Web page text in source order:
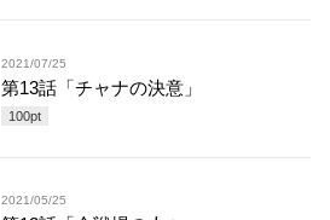
2021/07/25
第13話「チャナの決意」
100pt
2021/05/25